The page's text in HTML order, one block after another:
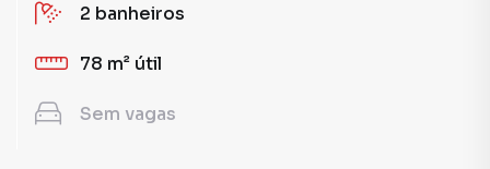
2 banheiros
78 m² útil
Sem vagas